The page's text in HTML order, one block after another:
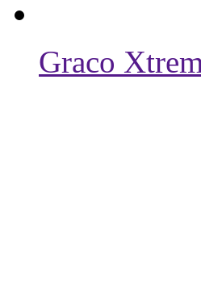
Graco